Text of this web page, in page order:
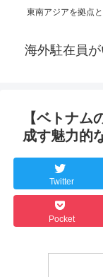
東南アジアを拠点
海外駐在員
【ベトナム
成す魅力的
Twitter
Pocket